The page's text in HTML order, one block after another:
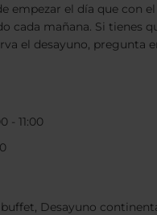
empezar el día que con
cada mañana. Si tienes
el desayuno, pregunta
- 11:00
Desayuno